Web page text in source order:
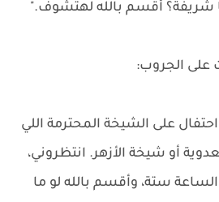
أقسم بالله لهتشوف."
على الجروب:
على الشيخة المحترمة اللي
أو شيخة الأزهر. انتظروني،
ستة، وأقسم بالله لو ما